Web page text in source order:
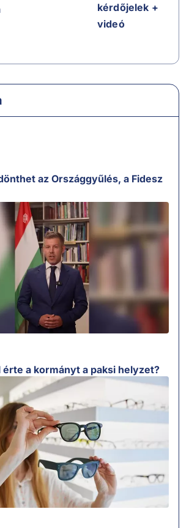
kérdőjelek +
videó
az Országgyűlés, a Fidesz
a kormányt a paksi helyzet?